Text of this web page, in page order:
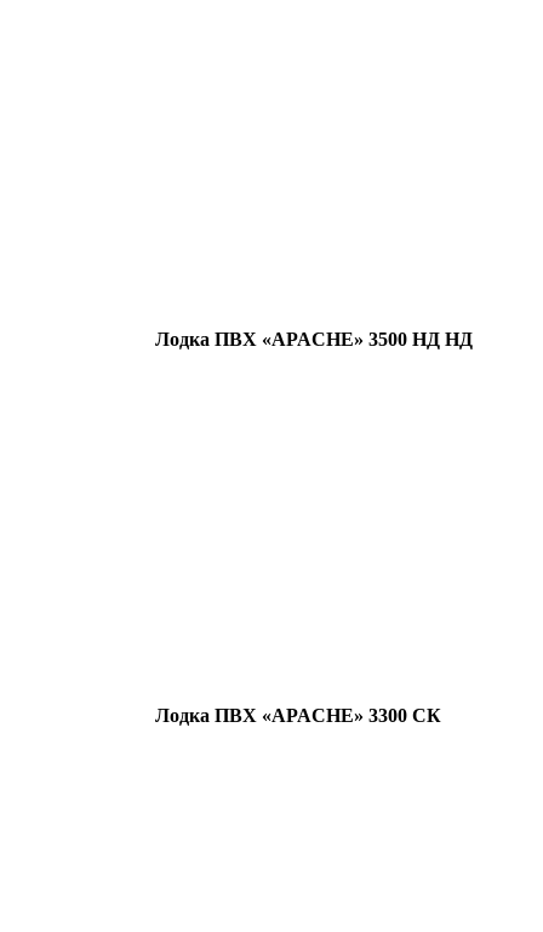
Лодка ПВХ «APACHE» 3500 НД НД
Лодка ПВХ «APACHE» 3300 СК